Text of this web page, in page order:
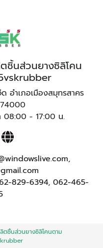
ชิ้นส่วนยางซิลิโคน
อำเภอเมืองสมุทรสาคร
08:00 - 17:00 น.
,
829-6394, 062-465-
ตชิ้นส่วนยางซิลิโคนตาม